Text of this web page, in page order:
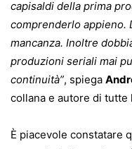
capisaldi della prima
comprenderlo appieno.
mancanza. Inoltre
produzioni seriali mai
continuità”, spiega
collana e autore di
È piacevole constatare